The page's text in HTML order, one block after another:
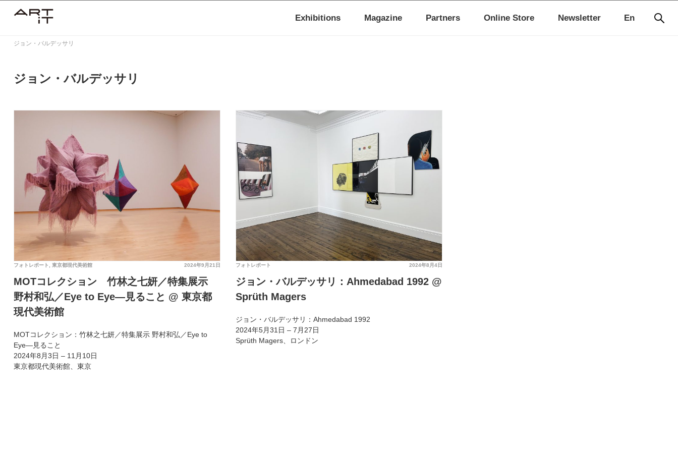
En
Exhibitions Magazine Partners Online Store Newsletter
ジョン・バルデッサリ
ジョン・バルデッサリ
2024年9月21日
フォトレポート 東京都現代美術館
MOTコレクション 竹林之七妍／特集展示
野村和弘／Eye to Eye—見ること @ 東京都
現代美術館
MOTコレクション：竹林之七妍／特集展示 野村和弘／Eye to
Eye—見ること
2024年8月3日 – 11月10日
東京都現代美術館、東京
2024年8月4日
フォトレポート
ジョン・バルデッサリ：Ahmedabad 1992 @
Sprüth Magers
ジョン・バルデッサリ：Ahmedabad 1992
2024年5月31日 – 7月27日
Sprüth Magers、ロンドン